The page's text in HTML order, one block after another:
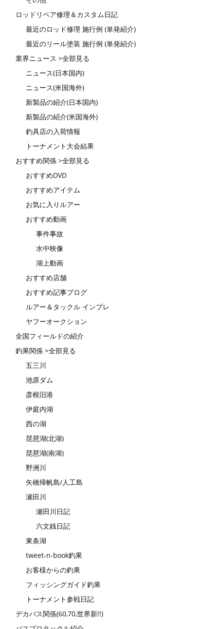
ロッドリペア修理＆カスタム日記
最近のロッド修理 施行例 (単発紹介)
最近のリール塗装 施行例 (単発紹介)
業界ニュース >全部見る
ニュース(日本国内)
ニュース(米国海外)
新製品の紹介(日本国内)
新製品の紹介(米国海外)
釣具店の入荷情報
トーナメント大会結果
おすすめ関係 >全部見る
おすすめDVD
おすすめアイテム
お気に入りルアー
おすすめ動画
事件事故
水中映像
湖上動画
おすすめ店舗
おすすめ記事ブログ
ルアー＆タックル インプレ
ヤフーオークション
全国フィールドの紹介
釣果関係 >全部見る
五三川
池原ダム
彦根旧港
伊庭内湖
西の湖
琵琶湖(北湖)
琵琶湖(南湖)
野洲川
矢橋帰帆島/人工島
瀬田川
瀬田川日記
六文銭日記
東条湖
tweet-n-book釣果
お客様からの釣果
フィッシングガイド釣果
トーナメント参戦日記
デカバス関係(60,70,世界新!!)